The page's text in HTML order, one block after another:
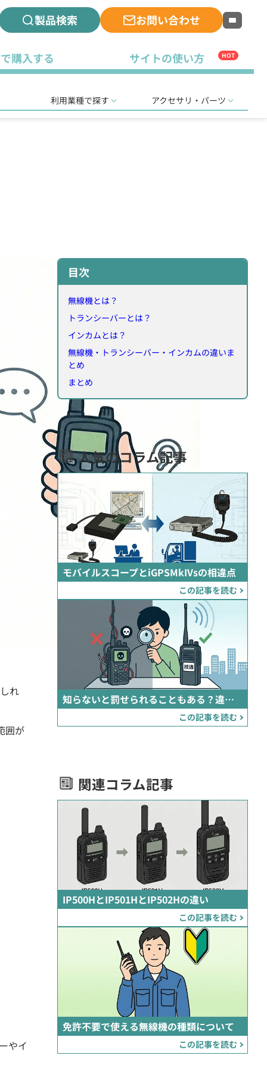
製品検索 お問い合わせ
購入する サイトの使い方 HOT
利用業種で探す アクセサリ・パーツ
れ
囲が
やイ
目次
無線機とは？
トランシーバーとは？
インカムとは？
無線機・トランシーバー・インカムの違いま
とめ
まとめ
人気のコラム記事
モバイルスコープとiGPSMkIVsの相違点
この記事を読む
知らないと罰せられることもある？違法な無線機の見分け方
この記事を読む
関連コラム記事
IP500HとIP501HとIP502Hの違い
この記事を読む
免許不要で使える無線機の種類について
この記事を読む